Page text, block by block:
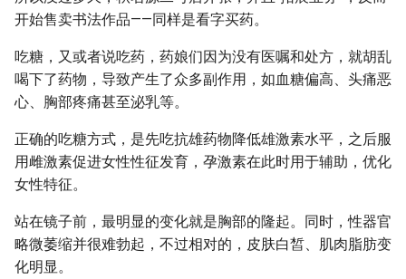
开始售卖书法作品——同样是看字买药。
吃糖，又或者说吃药，药娘们因为没有医嘱和处方，就胡乱
喝下了药物，导致产生了众多副作用，如血糖偏高、头痛恶
心、胸部疼痛甚至泌乳等。
正确的吃糖方式，是先吃抗雄药物降低雄激素水平，之后服
用雌激素促进女性性征发育，孕激素在此时用于辅助，优化
女性特征。
站在镜子前，最明显的变化就是胸部的隆起。同时，性器官
略微萎缩并很难勃起，不过相对的，皮肤白皙、肌肉脂肪变
化明显。